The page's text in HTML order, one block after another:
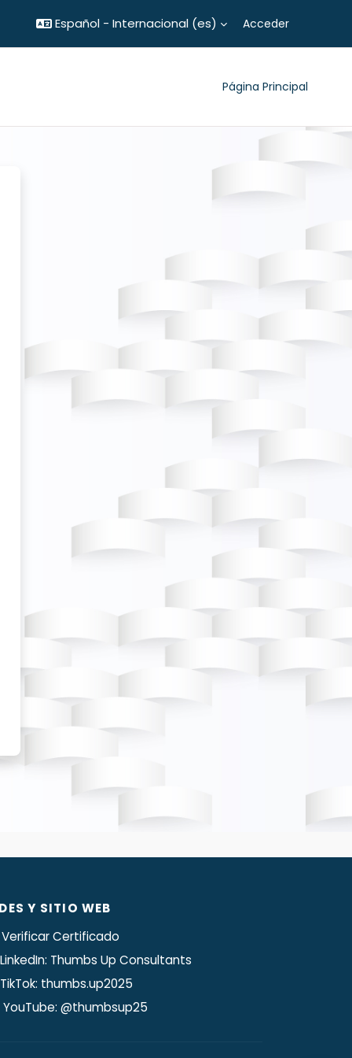
Español - Internacional ‎(es)‎ Acceder
Página Principal
UP CONSULTANTS
Y SITIO WEB
Verificar Certificado
LinkedIn: Thumbs Up Consultants
TikTok: thumbs.up2025
YouTube: @thumbsup25
aceptación
para
responsable
recopile,
de su
y
de Datos
La Empresa
por las
los mismos;
así como
(i) recopilar
para atender
que
contratado, a
así como el
materiales de
medio de
de
por la
(informes
que le
actividad o
de manera
existe la
finalidad de
estos no se
de fuentes
en Perú
cumpla con la
de correo
para
la revocatoria
incluirlos
de solicitar la
podrá recibir